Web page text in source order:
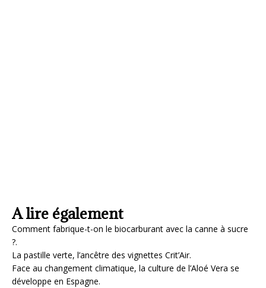
A lire également
Comment fabrique-t-on le biocarburant avec la canne à sucre
?.
La pastille verte, l’ancêtre des vignettes Crit’Air.
Face au changement climatique, la culture de l’Aloé Vera se
développe en Espagne.